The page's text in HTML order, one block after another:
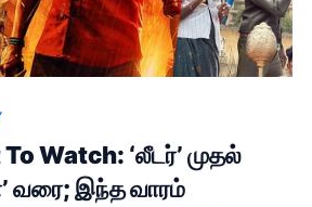
Watch: ‘லீடர்’ முதல்
வரை; இந்த வாரம்